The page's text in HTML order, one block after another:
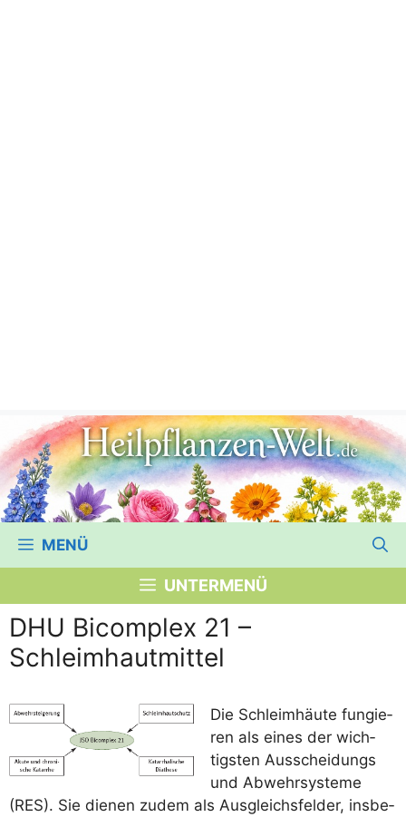
MENÜ
UNTERMENÜ
DHU Bicomplex 21 –
Schleimhautmittel
Die Schleim­häu­te fun­gie­
ren als eines der wich­
tigs­ten Aus­schei­dungs
und Abwehr­sys­te­me
(RES). Sie die­nen zudem als Aus­gleichs­fel­der, ins­be­